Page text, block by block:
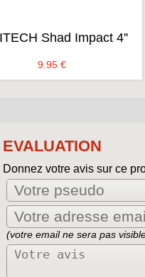
Shad Impact 4''
9.95€
EVALUATION
Donnez votre avis sur ce
(votre email ne sera pas